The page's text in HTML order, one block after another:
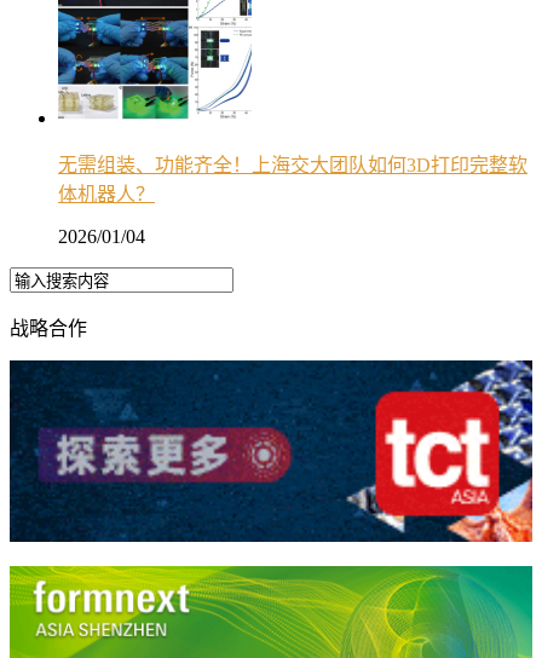
无需组装、功能齐全！上海交大团队如何3D打印完整软
体机器人？
2026/01/04
战略合作